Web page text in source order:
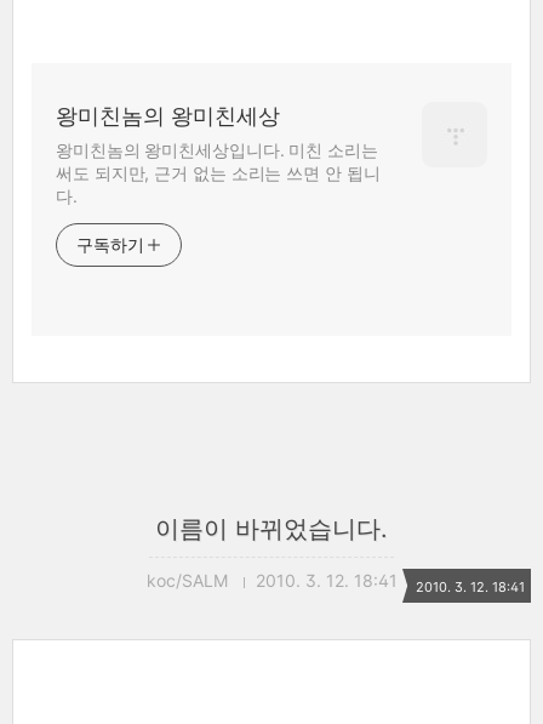
왕미친놈의 왕미친세상
왕미친놈의 왕미친세상입니다. 미친 소리는
써도 되지만, 근거 없는 소리는 쓰면 안 됩니
다.
구독하기
이름이 바뀌었습니다.
koc/SALM 2010. 3. 12. 18:41 2010. 3. 12. 18:41